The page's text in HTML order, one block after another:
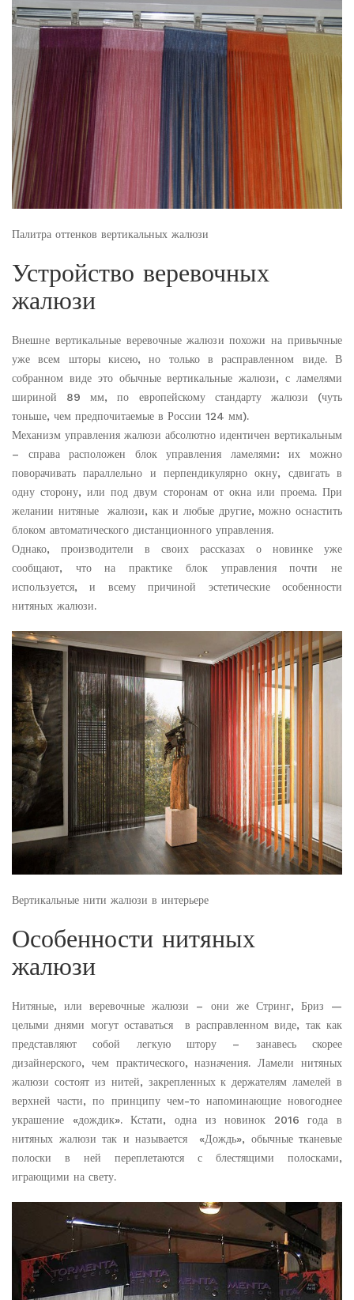
Палитра оттенков вертикальных жалюзи
Устройство веревочных
жалюзи
Внешне вертикальные веревочные жалюзи похожи на привычные
уже всем шторы кисею, но только в расправленном виде. В
собранном виде это обычные вертикальные жалюзи, с ламелями
шириной 89 мм, по европейскому стандарту жалюзи (чуть
тоньше, чем предпочитаемые в России 124 мм).
Механизм управления жалюзи абсолютно идентичен вертикальным
– справа расположен блок управления ламелями: их можно
поворачивать параллельно и перпендикулярно окну, сдвигать в
одну сторону, или под двум сторонам от окна или проема. При
желании нитяные жалюзи, как и любые другие, можно оснастить
блоком автоматического дистанционного управления.
Однако, производители в своих рассказах о новинке уже
сообщают, что на практике блок управления почти не
используется, и всему причиной эстетические особенности
нитяных жалюзи.
Вертикальные нити жалюзи в интерьере
Особенности нитяных
жалюзи
Нитяные, или веревочные жалюзи – они же Стринг, Бриз —
целыми днями могут оставаться в расправленном виде, так как
представляют собой легкую штору – занавесь скорее
дизайнерского, чем практического, назначения. Ламели нитяных
жалюзи состоят из нитей, закрепленных к держателям ламелей в
верхней части, по принципу чем-то напоминающие новогоднее
украшение «дождик». Кстати, одна из новинок 2016 года в
нитяных жалюзи так и называется «Дождь», обычные тканевые
полоски в ней переплетаются с блестящими полосками,
играющими на свету.